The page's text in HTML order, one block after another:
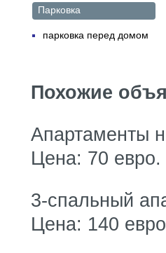
Парковка
парковка перед домом
Похожие
Апартаменты
Цена: 70 евро.
3-спальный
Цена: 140